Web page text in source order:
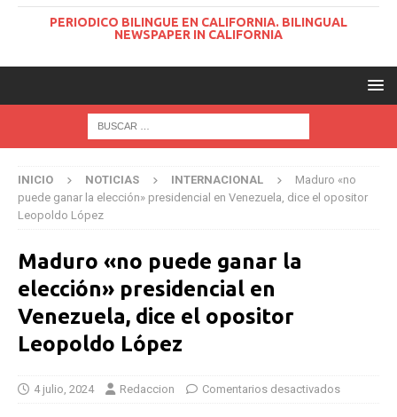
PERIODICO BILINGUE EN CALIFORNIA. BILINGUAL
NEWSPAPER IN CALIFORNIA
INICIO NOTICIAS INTERNACIONAL
Maduro «no
puede ganar la elección» presidencial en Venezuela, dice el opositor
Leopoldo López
Maduro «no puede ganar la
elección» presidencial en
Venezuela, dice el opositor
Leopoldo López
4 julio, 2024 Redaccion Comentarios desactivados